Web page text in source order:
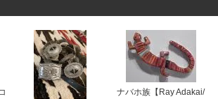
ナバホ族【Ray Adakai/